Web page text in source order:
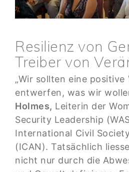
Resilienz von
Treiber von
„Wir sollten eine positive
entwerfen, was wir
Holmes, Leiterin der
Security Leadership
International Civil
(ICAN). Tatsächlich
nicht nur durch die